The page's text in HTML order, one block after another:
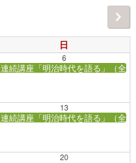
日
6
連続講座「明治時代を語る」（全5
13
連続講座「明治時代を語る」（全5
20